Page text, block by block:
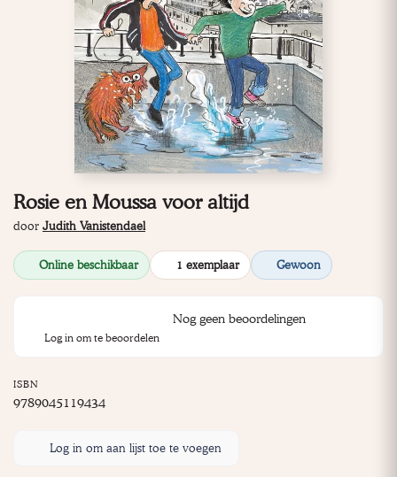
Rosie en Moussa voor altijd
door Judith Vanistendael
Online beschikbaar 1 exemplaar Gewoon
Nog geen beoordelingen
Log in om te beoordelen
ISBN
9789045119434
Log in om aan lijst toe te voegen